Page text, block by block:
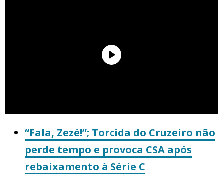
“Fala, Zezé!”; Torcida do Cruzeiro não
perde tempo e provoca CSA após
rebaixamento à Série C